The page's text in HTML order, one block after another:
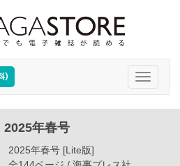
Toggle
2025年春号
2025年春号 [Lite版]